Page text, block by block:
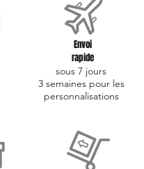
Envoi
rapide
sous 7 jours
3 semaines pour les
personnalisations